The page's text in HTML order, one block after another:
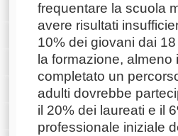
frequentare la scuola
avere risultati
10% dei giovani dai
la formazione,
completato un
adulti dovrebbe
il 20% dei laureati e il
professionale iniziale